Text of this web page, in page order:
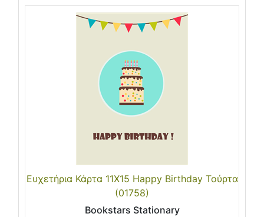
Ευχετήρια Κάρτα 11X15 Happy Birthday Τούρτα
(01758)
Bookstars Stationary